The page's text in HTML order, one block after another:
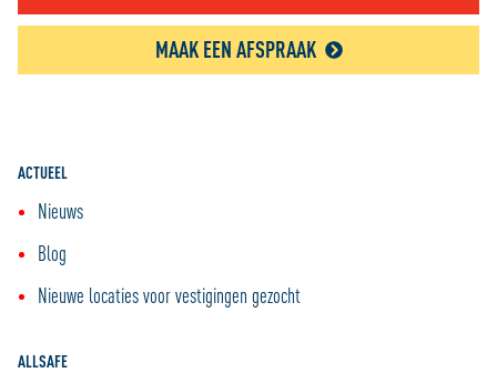
MAAK EEN AFSPRAAK
ACTUEEL
Nieuws
Blog
Nieuwe locaties voor vestigingen gezocht
ALLSAFE